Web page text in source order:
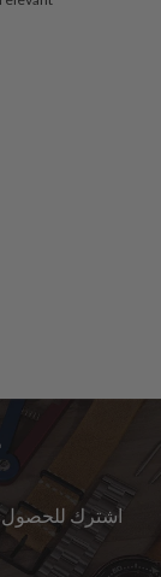
اشترك للحصول